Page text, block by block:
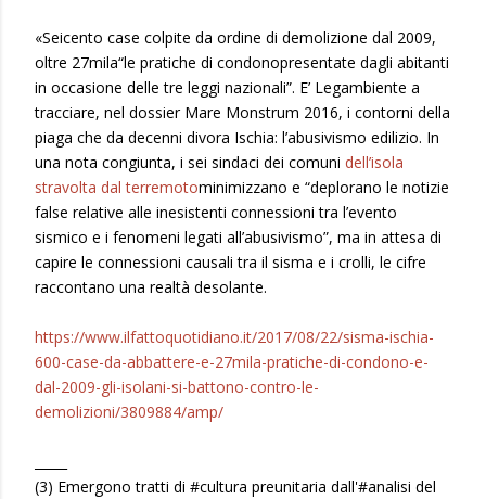
«Seicento case colpite da ordine di demolizione dal 2009,
oltre 27mila“le pratiche di condonopresentate dagli abitanti
in occasione delle tre leggi nazionali”. E’ Legambiente a
tracciare, nel dossier Mare Monstrum 2016, i contorni della
piaga che da decenni divora Ischia: l’abusivismo edilizio. In
una nota congiunta, i sei sindaci dei comuni dell’isola
stravolta dal terremotominimizzano e “deplorano le notizie
false relative alle inesistenti connessioni tra l’evento
sismico e i fenomeni legati all’abusivismo”, ma in attesa di
capire le connessioni causali tra il sisma e i crolli, le cifre
raccontano una realtà desolante.
https://www.ilfattoquotidiano.it/2017/08/22/sisma-ischia-
600-case-da-abbattere-e-27mila-pratiche-di-condono-e-
dal-2009-gli-isolani-si-battono-contro-le-
demolizioni/3809884/amp/
(3) Emergono tratti di #cultura preunitaria dall'#analisi del